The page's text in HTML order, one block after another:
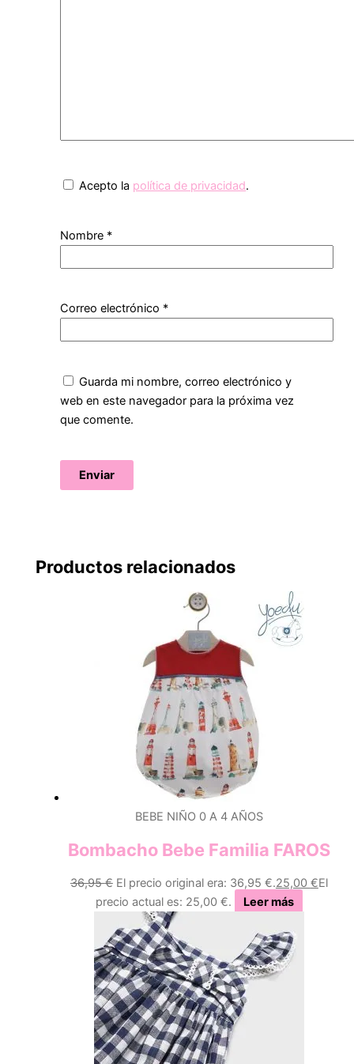
Acepto la política de privacidad.
Nombre *
Correo electrónico *
Guarda mi nombre, correo electrónico y
web en este navegador para la próxima vez
que comente.
Productos relacionados
BEBE NIÑO 0 A 4 AÑOS
Bombacho Bebe Familia FAROS
36,95€ El precio original era: 36,95 €.25,00 €El
precio actual es: 25,00 €.
Leer más